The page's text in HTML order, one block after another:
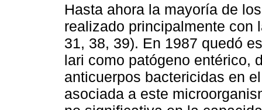
Hasta ahora la mayoría de
realizado principalmente con
31, 38, 39). En 1987 quedó
lari como patógeno entérico,
anticuerpos bactericidas en
asociada a este